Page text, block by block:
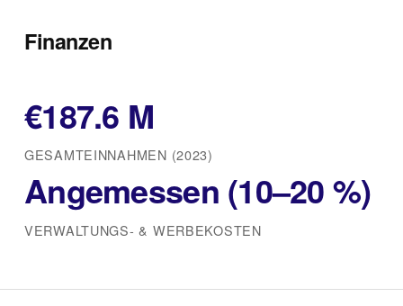
Finanzen
€187.6 M
GESAMTEINNAHMEN (2023)
Angemessen (10–20 %)
VERWALTUNGS‑ & WERBEKOSTEN